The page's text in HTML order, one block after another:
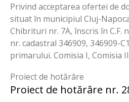
Privind acceptarea ofertei de
situat în municipiul Cluj-
Chibrituri nr. 7A, înscris în C.F.
nr. cadastral 346909, 346909-
primarului. Comisia I, Comisia
Proiect de hotărâre
Proiect de hotărâre nr.